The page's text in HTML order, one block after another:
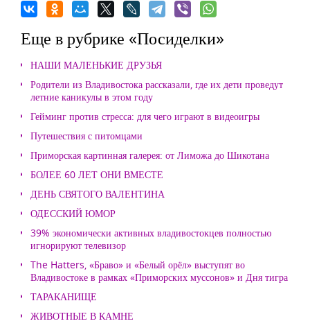
Еще в рубрике «Посиделки»
НАШИ МАЛЕНЬКИЕ ДРУЗЬЯ
Родители из Владивостока рассказали, где их дети проведут
летние каникулы в этом году
Гейминг против стресса: для чего играют в видеоигры
Путешествия с питомцами
Приморская картинная галерея: от Лиможа до Шикотана
БОЛЕЕ 60 ЛЕТ ОНИ ВМЕСТЕ
ДЕНЬ СВЯТОГО ВАЛЕНТИНА
ОДЕССКИЙ ЮМОР
39% экономически активных владивостокцев полностью
игнорируют телевизор
The Hatters, «Браво» и «Белый орёл» выступят во
Владивостоке в рамках «Приморских муссонов» и Дня тигра
ТАРАКАНИЩЕ
ЖИВОТНЫЕ В КАМНЕ